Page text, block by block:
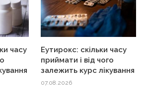
часу
Еутирокс: скільки часу
приймати і від чого
залежить курс лікування
07.08.2026